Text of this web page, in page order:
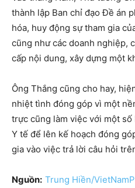
thành lập Ban chỉ đạo Đề án
hóa, huy động sự tham gia
cũng như các doanh nghiệp,
cấp nội dung, xây dựng một
Ông Thắng cũng cho hay,
nhiệt tình đóng góp vì một
trực cũng làm việc với một
Y tế để lên kế hoạch đóng
gia vào việc trả lời câu hỏi
Nguồn: Trung Hiền/